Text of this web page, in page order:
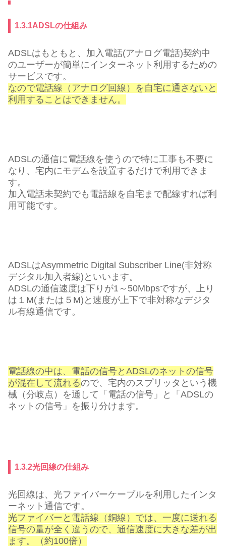
1.3.1ADSLの仕組み
ADSLはもともと、加入電話(アナログ電話)契約中
のユーザーが簡単にインターネット利用するための
サービスです。
なので電話線（アナログ回線）を自宅に通さないと
利用することはできません。
ADSLの通信に電話線を使うので特に工事も不要に
なり、宅内にモデムを設置するだけで利用できま
す。
加入電話未契約でも電話線を自宅まで配線すれば利
用可能です。
ADSLはAsymmetric Digital Subscriber Line(非対称
デジタル加入者線)といいます。
ADSLの通信速度は下りが1～50Mbpsですが、上り
は１M(または５M)と速度が上下で非対称なデジタ
ル有線通信です。
電話線の中は、電話の信号とADSLのネットの信号
が混在して流れるので、宅内のスプリッタという機
械（分岐点）を通して「電話の信号」と「ADSLの
ネットの信号」を振り分けます。
1.3.2光回線の仕組み
光回線は、光ファイバーケーブルを利用したインタ
ーネット通信です。
光ファイバーと電話線（銅線）では、一度に送れる
信号の量が全く違うので、通信速度に大きな差が出
ます。（約100倍）